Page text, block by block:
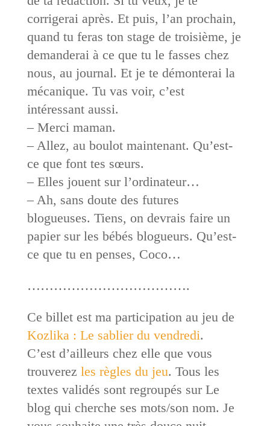
corrigerai après. Et puis, l’an prochain,
quand tu feras ton stage de troisième, je
demanderai à ce que tu le fasses chez
nous, au journal. Et je te démonterai la
mécanique. Tu vas voir, c’est
intéressant aussi.
– Merci maman.
– Allez, au boulot maintenant. Qu’est-
ce que font tes sœurs.
– Elles jouent sur l’ordinateur…
– Ah, sans doute des futures
blogueuses. Tiens, on devrais faire un
papier sur les bébés blogueurs. Qu’est-
ce que tu en penses, Coco…
……………………………….
Ce billet est ma participation au jeu de
Kozlika : Le sablier du vendredi.
C’est d’ailleurs chez elle que vous
trouverez les règles du jeu. Tous les
textes validés sont regroupés sur Le
blog qui cherche ses mots/son nom. Je